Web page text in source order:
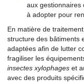
aux gestionnaires
à adopter pour
En matière de
structure des bâtiments
adaptées afin de lutter
fragiliser les
insectes xylophages et
avec des produits